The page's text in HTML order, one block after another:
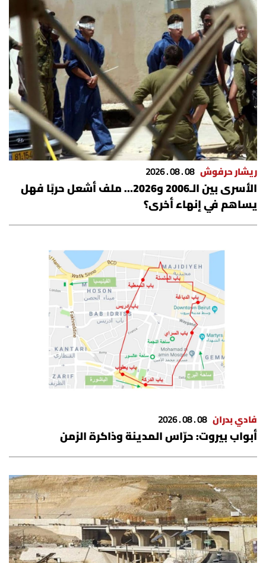
شروط الاستخدام
شروط الإشتراك
Digital solutions by
ريشار حرفوش 08 . 08 . 2026
الأسرى بين الـ2006 و2026… ملف أشعل حربًا فهل
يساهم في إنهاء أخرى؟
فادي بدران 08 . 08 . 2026
أبواب بيروت: حرّاس المدينة وذاكرة الزمن